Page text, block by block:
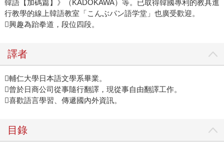
韓語【加碼篇】》（KADOKAWA）等。已取得韓國專利的教具進
行教學的線上韓語教室「こんぶパン語学堂」也廣受歡迎。
興趣為跆拳道，段位四段。
譯者
輔仁大學日本語文學系畢業。
曾於日商公司從事隨行翻譯，現從事自由翻譯工作。
喜歡語言學習、傳遞國內外資訊。
目錄